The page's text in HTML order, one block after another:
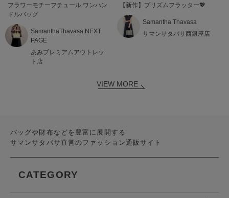
フラワーモチーフチュール ワンハン
ドルバッグ
SamanthaThavasa NEXT
PAGE
あみプレミアムアウトレッ
ト店
【新作】プリズムフラッター💖
Samantha Thavasa
サマンサタバサ西銀座店
VIEW MORE
バッグや財布などを豊富に展開する
サマンサタバサ直営のファッション通販サイト
CATEGORY